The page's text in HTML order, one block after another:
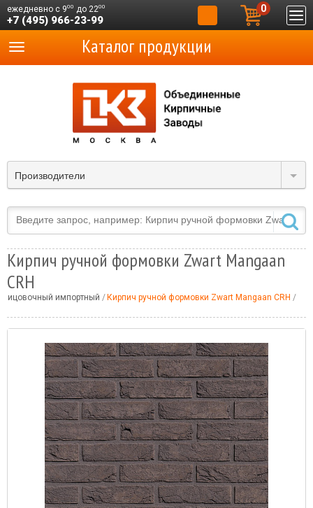
ежедневно с 900 до 2200
+7 (495) 966-23-99
0
Производители
Каталог продукции
Кирпич ручной формовки Zwart Mangaan
CRH
импортный Кирпич ручной формовки Zwart Mangaan CRH